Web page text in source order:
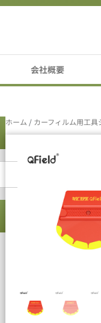
会社概要
ホーム / カーフィルム用工具